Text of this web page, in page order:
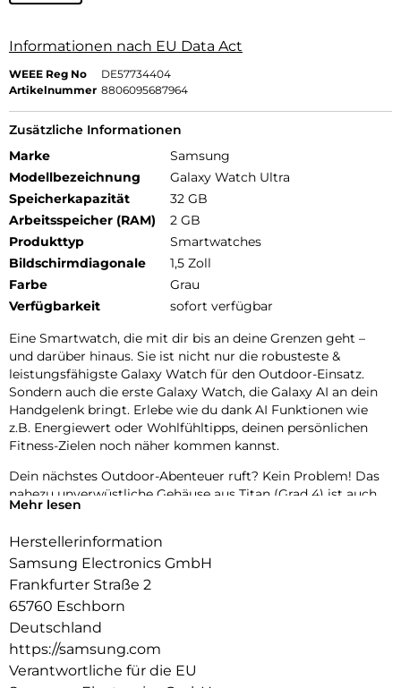
Informationen nach EU Data Act
WEEE Reg No
DE57734404
Artikelnummer 8806095687964
Zusätzliche Informationen
Marke
Samsung
Modellbezeichnung
Galaxy Watch Ultra
Speicherkapazität
32 GB
Arbeitsspeicher (RAM)
2 GB
Produkttyp
Smartwatches
Bildschirmdiagonale
1,5 Zoll
Farbe
Grau
Verfügbarkeit
sofort verfügbar
Eine Smartwatch, die mit dir bis an deine Grenzen geht –
und darüber hinaus. Sie ist nicht nur die robusteste &
leistungsfähigste Galaxy Watch für den Outdoor-Einsatz.
Sondern auch die erste Galaxy Watch, die Galaxy AI an dein
Handgelenk bringt. Erlebe wie du dank AI Funktionen wie
z.B. Energiewert oder Wohlfühltipps, deinen persönlichen
Fitness-Zielen noch näher kommen kannst.
Dein nächstes Outdoor-Abenteuer ruft? Kein Problem! Das
nahezu unverwüstliche Gehäuse aus Titan (Grad 4) ist auch
Luft- & Raumfahrt klassifiziert und mit dem kratzfesten
Und wenn du eher stilsicher im nächsten Business-Meeting
unterwegs sein willst, tauchst du mit dem neuen
Schnellverschluss im Handumdrehen einfach das Armband
aus.
Wohin deine Wege dich auch führen: Die Galaxy Watch Ultra
navigiert dich mit Dual-GPS sicher durch viele Terrains.
Dabei können weder Regen, Schnee, Hitze, Stöße oder
Mehr lesen
Herstellerinformation
Samsung Electronics GmbH
Frankfurter Straße 2
65760 Eschborn
Deutschland
https://samsung.com
Verantwortliche für die EU